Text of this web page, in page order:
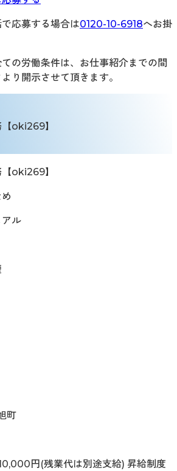
応募する場合は0120-10-6918へお掛
の労働条件は、お仕事紹介までの間
り開示させて頂きます。
oki269】
oki269】
ル
町
円(残業代は別途支給) 昇給制度